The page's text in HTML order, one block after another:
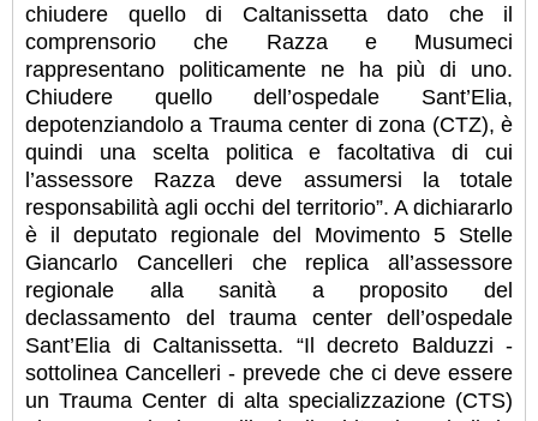
chiudere quello di Caltanissetta dato che il
comprensorio che Razza e Musumeci
rappresentano politicamente ne ha più di uno.
Chiudere quello dell’ospedale Sant’Elia,
depotenziandolo a Trauma center di zona (CTZ), è
quindi una scelta politica e facoltativa di cui
l’assessore Razza deve assumersi la totale
responsabilità agli occhi del territorio”. A dichiararlo
è il deputato regionale del Movimento 5 Stelle
Giancarlo Cancelleri che replica all’assessore
regionale alla sanità a proposito del
declassamento del trauma center dell’ospedale
Sant’Elia di Caltanissetta. “Il decreto Balduzzi -
sottolinea Cancelleri - prevede che ci deve essere
un Trauma Center di alta specializzazione (CTS)